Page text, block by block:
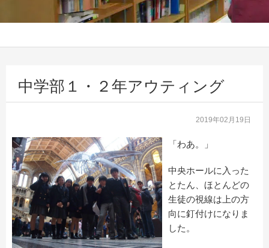
中学部１・２年アウティング
2019年02月19日
「わあ。」
中央ホールに入った
とたん、ほとんどの
生徒の視線は上の方
向に釘付けになりま
した。